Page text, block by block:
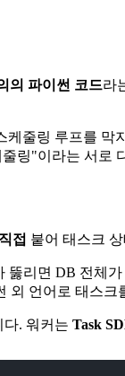
의 파이썬 코드라
케줄링 루프를
링"이라는 서로
직접 붙어 태스크
리면 DB 전체
외 언어로 태스크
다. 워커는 Task